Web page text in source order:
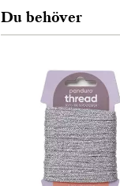
Du behöver